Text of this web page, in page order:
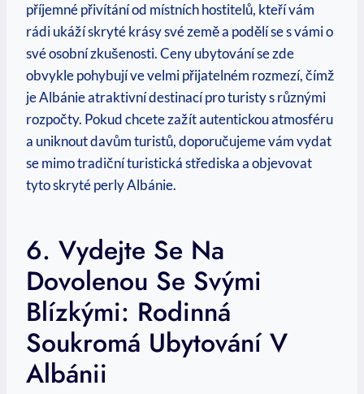
příjemné přivítání od místních hostitelů, kteří vám
rádi ukáží skryté⁤ krásy své země‌ a podělí se s vámi o
své osobní zkušenosti. Ceny ubytování ⁣se zde
obvykle pohybují ve velmi přijatelném rozmezí, čímž
je Albánie atraktivní destinací pro turisty s různými
‍rozpočty.⁤ Pokud​ chcete zažít autentickou atmosféru
a uniknout davům turistů, doporučujeme vám vydat
se mimo tradiční turistická střediska a objevovat
tyto skryté perly Albánie.
6. Vydejte Se Na
‌dovolenou‍ Se Svými
Blízkými: Rodinná
Soukromá Ubytování V
Albánii